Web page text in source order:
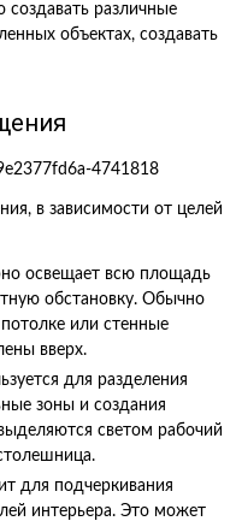
различные
объектах, создавать
в зависимости от целей
освещает всю площадь
обстановку. Обычно
или стенные
вверх.
для разделения
зоны и создания
светом рабочий
для подчеркивания
интерьера. Это может